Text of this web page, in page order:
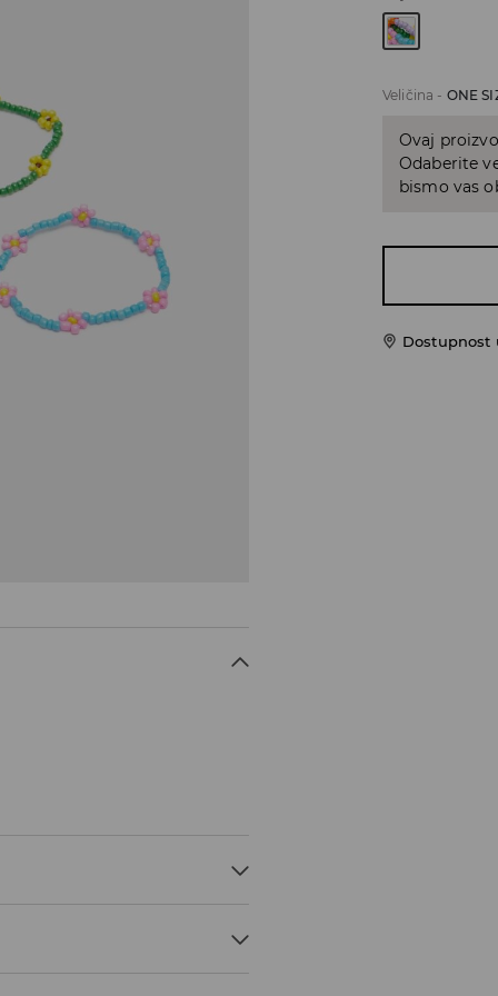
Veličina - ONE
Ovaj
Odaberite
bismo vas
Dostupnost